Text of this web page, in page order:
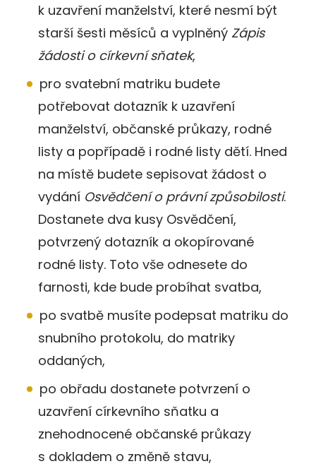
k uzavření manželství, které nesmí být
starší šesti měsíců a vyplněný Zápis
žádosti o církevní sňatek,
pro svatební matriku budete
potřebovat dotazník k uzavření
manželství, občanské průkazy, rodné
listy a popřípadě i rodné listy dětí. Hned
na místě budete sepisovat žádost o
vydání Osvědčení o právní způsobilosti.
Dostanete dva kusy Osvědčení,
potvrzený dotazník a okopírované
rodné listy. Toto vše odnesete do
farnosti, kde bude probíhat svatba,
po svatbě musíte podepsat matriku do
snubního protokolu, do matriky
oddaných,
po obřadu dostanete potvrzení o
uzavření církevního sňatku a
znehodnocené občanské průkazy
s dokladem o změně stavu,